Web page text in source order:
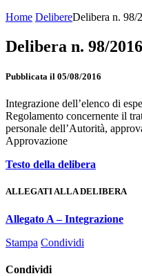
Home DelibereDelibera n. 98/
Delibera n. 98/2016
Pubblicata il 05/08/2016
Integrazione dell’elenco di
Regolamento concernente il
personale dell’Autorità,
Approvazione
Testo della delibera
ALLEGATI ALLA DELIBERA
Allegato A – Integrazione
Stampa Condividi
Condividi